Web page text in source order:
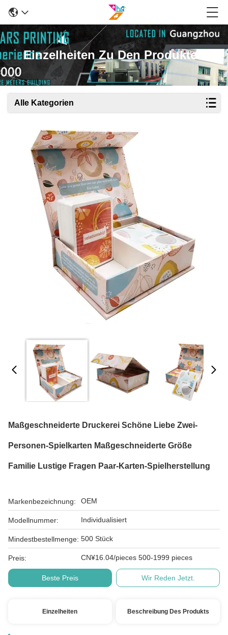
Einzelheiten Zu Den Produkten
Alle Kategorien
Maßgeschneiderte Druckerei Schöne Liebe Zwei-
Personen-Spielkarten Maßgeschneiderte Größe
Familie Lustige Fragen Paar-Karten-Spielherstellung
Markenbezeichnung: OEM
Modellnummer: Individualisiert
Mindestbestellmenge: 500 Stück
Preis: CN¥16.04/pieces 500-1999 pieces
Beste Preis Wir Reden Jetzt.
Einzelheiten Beschreibung Des Produkts